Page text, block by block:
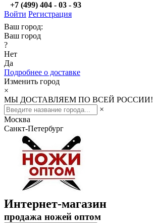
+7 (499) 404 - 03 - 93
Войти Регистрация
Ваш город:
Ваш город
?
Нет
Да
Подробнее о доставке
Изменить город
×
МЫ ДОСТАВЛЯЕМ ПО ВСЕЙ РОССИИ!
×
Москва
Санкт-Петербург
Интернет-магазин
продажа ножей оптом